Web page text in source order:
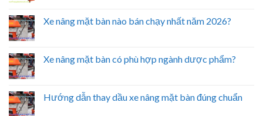
Xe nâng mặt bàn nào bán chạy nhất năm 2026?
Xe nâng mặt bàn có phù hợp ngành dược phẩm?
Hướng dẫn thay dầu xe nâng mặt bàn đúng chuẩn